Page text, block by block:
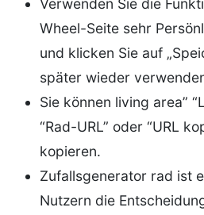
Wheel-Seite sehr
und klicken Sie auf
später wieder
Sie können living area”
“Rad-URL” oder “URL
kopieren.
Zufallsgenerator rad ist
Nutzern die